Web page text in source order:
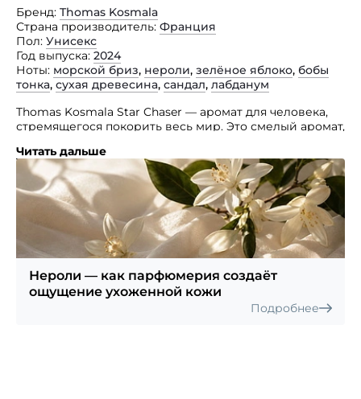
Бренд Thomas Kosmala
Страна производитель Франция
Пол Унисекс
Год выпуска 2024
Ноты морской бриз, нероли, зелёное яблоко, бобы
тонка, сухая древесина, сандал, лабданум
Thomas Kosmala Star Chaser — аромат для человека,
стремящегося покорить весь мир. Это смелый аромат,
в удивительный мир приключений, являясь
воплощением исследователя.
Данный парфюм воплощает человека, желающего
свободно бродить, ориентируясь в мире
в собственном темпе, не сталкиваясь с давлением
общества. Это успешная личность, смело шагающая
вперед и преодолевающая любые преграды. Никогда
не бойтесь трудностей, ведь за ними всегда наступает
свет и гармония.
Читать дальше
Нероли — как парфюмерия создаёт
ощущение ухоженной кожи
Подробнее